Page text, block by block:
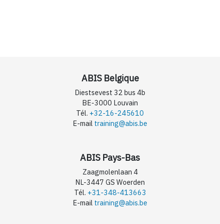
ABIS Belgique
Diestsevest 32 bus 4b
BE-3000 Louvain
Tél. +32-16-245610
E-mail training@abis.be
ABIS Pays-Bas
Zaagmolenlaan 4
NL-3447 GS Woerden
Tél. +31-348-413663
E-mail training@abis.be